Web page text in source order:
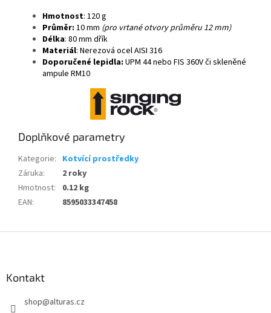
Hmotnost: 120 g
Průměr: 10 mm (pro vrtané otvory průměru 12 mm)
Délka: 80 mm dřík
Materiál: Nerezová ocel AISI 316
Doporučené lepidla: UPM 44 nebo FIS 360V či skleněné
ampule RM10
Doplňkové parametry
Kategorie: Kotvící prostředky
Záruka:
2 roky
Hmotnost:
0.12 kg
EAN: 8595033347458
Kontakt
shop@alturas.cz